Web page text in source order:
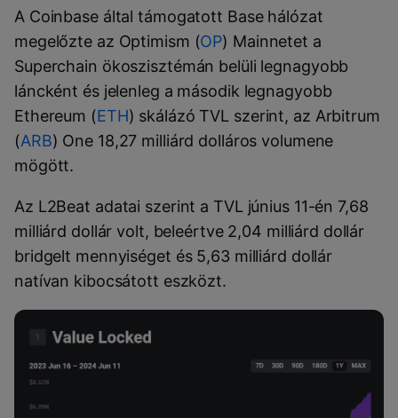
A Coinbase által támogatott Base hálózat
megelőzte az Optimism (OP) Mainnetet a
Superchain ökoszisztémán belüli legnagyobb
láncként és jelenleg a második legnagyobb
Ethereum (ETH) skálázó TVL szerint, az Arbitrum
(ARB) One 18,27 milliárd dolláros volumene
mögött.
Az L2Beat adatai szerint a TVL június 11-én 7,68
milliárd dollár volt, beleértve 2,04 milliárd dollár
bridgelt mennyiséget és 5,63 milliárd dollár
natívan kibocsátott eszközt.